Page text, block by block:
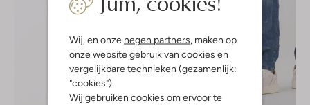
Wij, en onze negen partners, maken op
onze website gebruik van cookies en
vergelijkbare technieken (gezamenlijk:
"cookies").
Wij gebruiken cookies om ervoor te